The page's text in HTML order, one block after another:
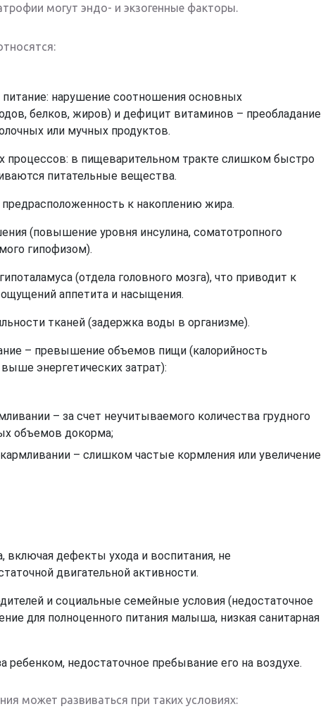
могут эндо- и экзогенные факторы.
питание: нарушение соотношения основных
белков, жиров) и дефицит витаминов – преобладание
или мучных продуктов.
процессов: в пищеварительном тракте слишком быстро
питательные вещества.
предрасположенность к накоплению жира.
(повышение уровня инсулина, соматотропного
гипофизом).
(отдела головного мозга), что приводит к
аппетита и насыщения.
тканей (задержка воды в организме).
– превышение объемов пищи (калорийность
энергетических затрат):
– за счет неучитываемого количества грудного
объемов докорма;
– слишком частые кормления или увеличение
включая дефекты ухода и воспитания, не
двигательной активности.
и социальные семейные условия (недостаточное
для полноценного питания малыша, низкая санитарная
ребенком, недостаточное пребывание его на воздухе.
может развиваться при таких условиях: